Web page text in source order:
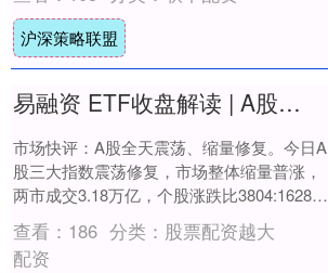
沪深策略联盟
易融资 ETF收盘解读 | A股缩量修复，机器人和汽车领涨
市场快评：A股全天震荡、缩量修复。今日A
股三大指数震荡修复，市场整体缩量普涨，
两市成交3.18万亿，个股涨跌比3804:1628，
行业涨跌比为22:9。机器人、....
查看： 186 分类： 股票配资越大
配资